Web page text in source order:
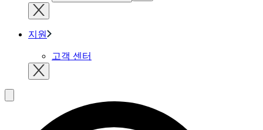
지원
고객 센터